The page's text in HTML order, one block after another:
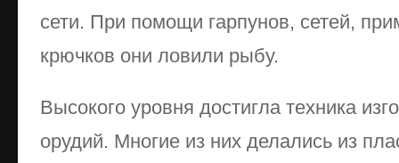
сети. При помощи гарпунов, сетей,
крючков они ловили рыбу.
Высокого уровня достигла техника
орудий. Многие из них делались из